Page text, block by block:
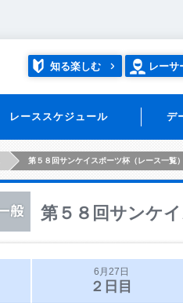
知る楽しむ レーサ
レーススケジュール デ
第５８回サンケイスポーツ杯（レース一覧
第５８回サンケ
6月27日
２日目